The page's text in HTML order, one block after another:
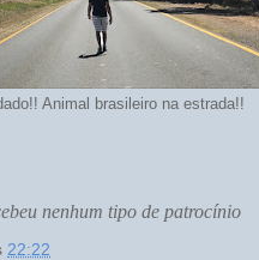
Animal brasileiro na estrada!!
nenhum tipo de patrocínio
22:22